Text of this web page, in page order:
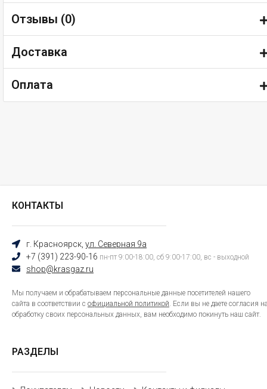
Отзывы (0)
Доставка
Оплата
КОНТАКТЫ
г. Красноярск, ул. Северная 9а
+7 (391) 223-90-16 пн-пт 9:00-18:00, сб 9:00-17:00, вс - выходной
shop@krasgaz.ru
Мы получаем и обрабатываем персональные данные посетителей нашего
сайта в соответствии с официальной политикой. Если вы не даете согласия
обработку своих персональных данных, вам необходимо покинуть наш сайт.
РАЗДЕЛЫ